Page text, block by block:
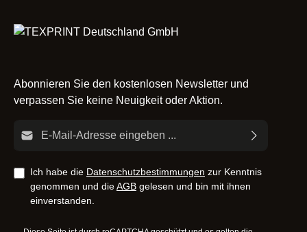
Abonnieren Sie den kostenlosen Newsletter und
verpassen Sie keine Neuigkeit oder Aktion.
Ich habe die Datenschutzbestimmungen zur Kenntnis
genommen und dieAGB gelesen und bin mit ihnen
einverstanden.